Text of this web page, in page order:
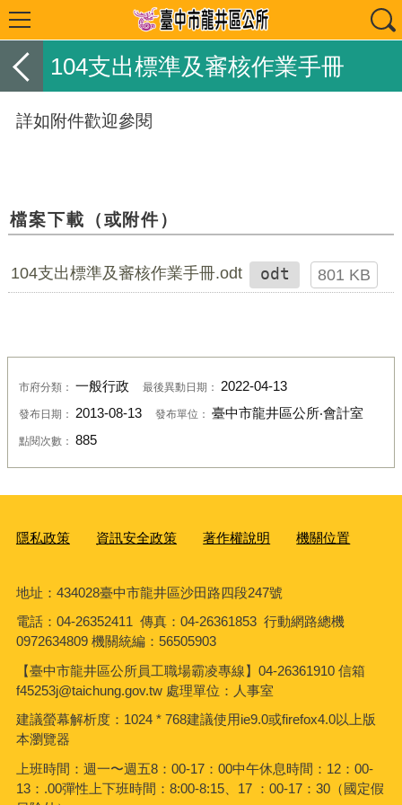
104支出標準及審核作業手冊
詳如附件歡迎參閱
檔案下載（或附件）
104支出標準及審核作業手冊.odt odt 801 KB
市府分類： 一般行政 最後異動日期： 2022-04-13
發布日期： 2013-08-13 發布單位： 臺中市龍井區公所‧會計室
點閱次數： 885
隱私政策 資訊安全政策 著作權說明 機關位置
地址：434028臺中市龍井區沙田路四段247號
電話：04-26352411 傳真：04-26361853 行動網路總機
0972634809 機關統編：56505903
【臺中市龍井區公所員工職場霸凌專線】04-26361910 信箱
f45253j@taichung.gov.tw 處理單位：人事室
建議螢幕解析度：1024 * 768建議使用ie9.0或firefox4.0以上版
本瀏覽器
上班時間：週一〜週五8：00-17：00中午休息時間：12：00-
13：.00彈性上下班時間：8:00-8:15、17 ：00-17：30（國定假